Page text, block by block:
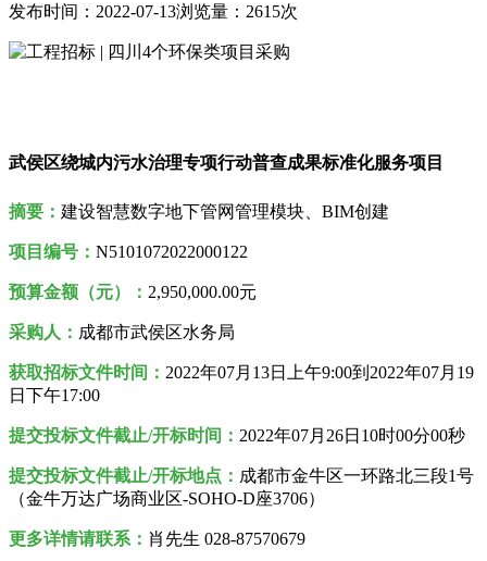
发布时间：2022-07-13浏览量：2615次
武侯区绕城内污水治理专项行动普查成果标准化服务项目
摘要： 建设智慧数字地下管网管理模块、BIM创建
项目编号： N5101072022000122
预算金额（元）： 2,950,000.00元
采购人 ： 成都市武侯区水务局
获取招标文件时间： 2022年07月13日
上午9:00到2022年07月19
日 下午17:00
提交投标文件截止/开标时间： 2022年07月26日10时00分00秒
提交投标文件截止/开标地点： 成都市金牛区一环路北三段1号
（金牛万达广场商业区-SOHO-D座3706）
更多详情请联系： 肖先生 028-87570679